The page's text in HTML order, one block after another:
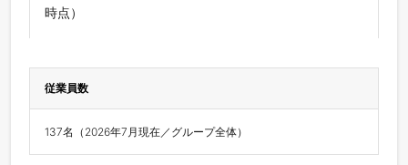
時点）
従業員数
137名（2026年7月現在／グループ全体）